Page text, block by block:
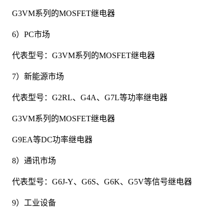
G3VM系列的MOSFET继电器
6）PC市场
代表型号：G3VM系列的MOSFET继电器
7）新能源市场
代表型号：G2RL、G4A、G7L等功率继电器
G3VM系列的MOSFET继电器
G9EA等DC功率继电器
8）通讯市场
代表型号：G6J-Y、G6S、G6K、G5V等信号继电器
9）工业设备